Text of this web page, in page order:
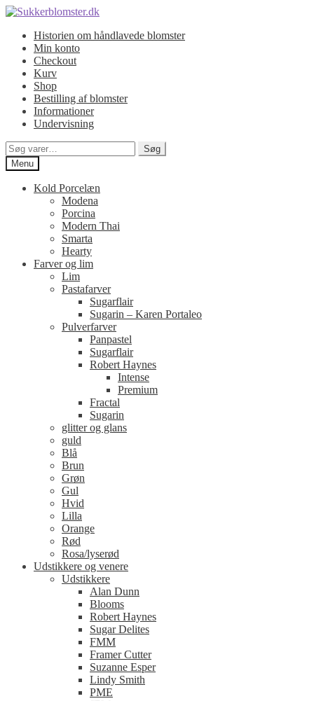
Spring
navigation
Spring
indholdHistorien om håndlavede blomster
Min konto
Checkout
Kurv
Shop
Bestilling af blomster
Informationer
Undervisning
Søg
efter:
Søg
Menu
Kold Porcelæn
Modena
Porcina
Modern Thai
Smarta
Hearty
Farver og lim
Lim
Pastafarver
Sugarflair
Sugarin – Karen Portaleo
Pulverfarver
Panpastel
Sugarflair
Robert Haynes
Intense
Premium
Fractal
Sugarin
glitter og glans
guld
Blå
Brun
Grøn
Gul
Hvid
Lilla
Orange
Rød
Rosa/lyserød
Udstikkere og venere
Udstikkere
Alan Dunn
Blooms
Robert Haynes
Sugar Delites
FMM
Framer Cutter
Suzanne Esper
Lindy Smith
PME